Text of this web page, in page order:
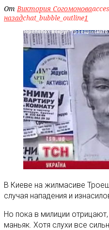
ОтВиктория Согомонова
назадchat_bubble_outline1
В Киеве на жилмасиве
случая нападения и
Но пока в милиции отрицают,
маньяк. Хотя слухи все